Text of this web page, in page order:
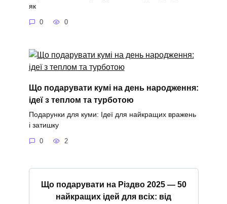
як
0 0
Що подарувати кумі на день народження:
ідеї з теплом та турботою
Подарунки для куми: Ідеї для найкращих вражень
і затишку
0 2
Що подарувати на Різдво 2025 — 50
найкращих ідей для всіх: від